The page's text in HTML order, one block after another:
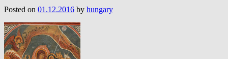
Posted on 01.12.2016 by hungary